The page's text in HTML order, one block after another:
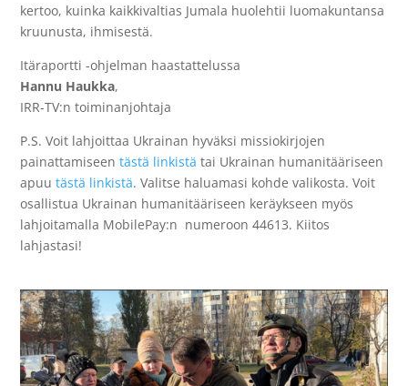
kertoo, kuinka kaikkivaltias Jumala huolehtii luomakuntansa
kruunusta, ihmisestä.
Itäraportti -ohjelman haastattelussa
Hannu Haukka,
IRR-TV:n toiminanjohtaja
P.S. Voit lahjoittaa Ukrainan hyväksi missiokirjojen
painattamiseentästä linkistä tai Ukrainan humanitääriseen
apuutästä linkistä. Valitse haluamasi kohde valikosta. Voit
osallistua Ukrainan humanitääriseen keräykseen myös
lahjoitamalla MobilePay:n numeroon 44613. Kiitos
lahjastasi!